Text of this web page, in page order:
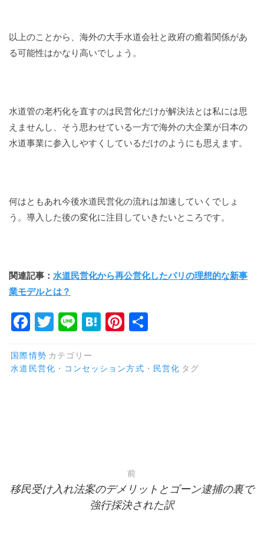
以上のことから、海外の大手水道会社と政府の癒着関係があ
る可能性はかなり高いでしょう。
水道管の老朽化を直すのは民営化だけが解決法とは私には思
えませんし、そう思わせている一方で海外の大企業が日本の
水道事業に参入しやすくしているだけのようにも思えます。
何はともあれ今後水道民営化の流れは加速していくでしょ
う。導入した後の変化に注目していきたいところです。
関連記事： 水道民営化から再公営化したパリの理想的な新事
業モデルとは？
F
c
e
T
it
te
Li
e
H
e
n
Pi
te
re
国際情勢 カテゴリー
水道民営化 ・ コンセッション方式 ・ 民営化 タグ
稿
前
移民受け入れ法案のデメリットとゴーン逮捕の裏で
強行採決された訳